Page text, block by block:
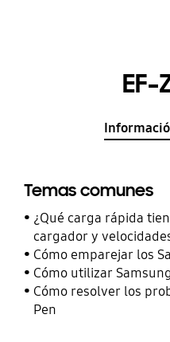
EF-
Temas comunes
¿Qué carga rápida
cargador y
Cómo emparejar los
Cómo utilizar
Cómo resolver los
Pen